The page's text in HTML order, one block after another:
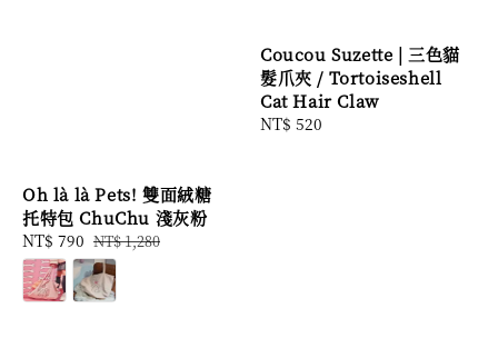
Oh là là Pets! 雙面絨糖
托特包 ChuChu 淺灰粉
Sale
price
NT$ 790 Regular
price
NT$ 1,280
Coucou Suzette | 三色貓
髮爪夾 / Tortoiseshell
Cat Hair Claw
Regular
NT$ 520